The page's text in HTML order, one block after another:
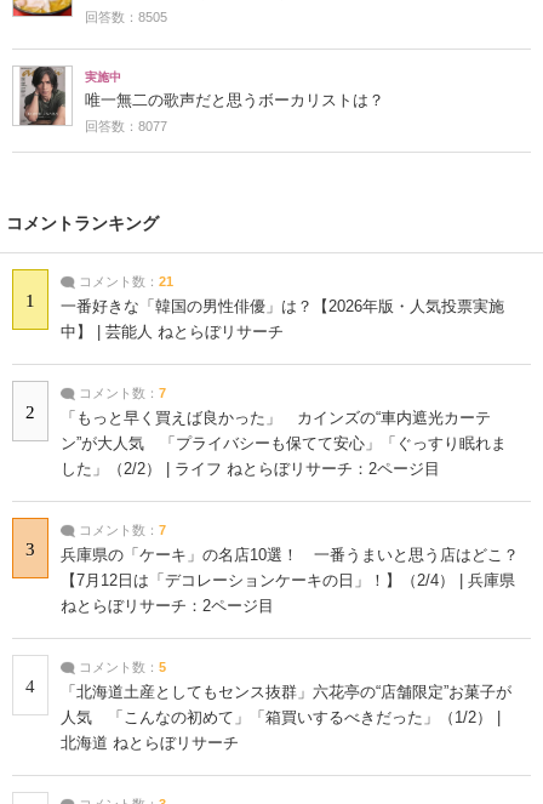
回答数：8505
実施中
唯一無二の歌声だと思うボーカリストは？
回答数：8077
コメントランキング
1
コメント数： 21
一番好きな「韓国の男性俳優」は？【2026年版・人気投票実施
中】 | 芸能人 ねとらぼリサーチ
2
コメント数： 7
「もっと早く買えば良かった」 カインズの“車内遮光カーテ
ン”が大人気 「プライバシーも保てて安心」「ぐっすり眠れま
した」（2/2） | ライフ ねとらぼリサーチ：2ページ目
3
コメント数： 7
兵庫県の「ケーキ」の名店10選！ 一番うまいと思う店はどこ？
【7月12日は「デコレーションケーキの日」！】（2/4） | 兵庫県
ねとらぼリサーチ：2ページ目
4
コメント数： 5
「北海道土産としてもセンス抜群」六花亭の“店舗限定”お菓子が
人気 「こんなの初めて」「箱買いするべきだった」（1/2） |
北海道 ねとらぼリサーチ